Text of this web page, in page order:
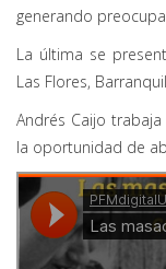
generando
La última se
Las Flores,
Andrés Caijo
la oportunidad de